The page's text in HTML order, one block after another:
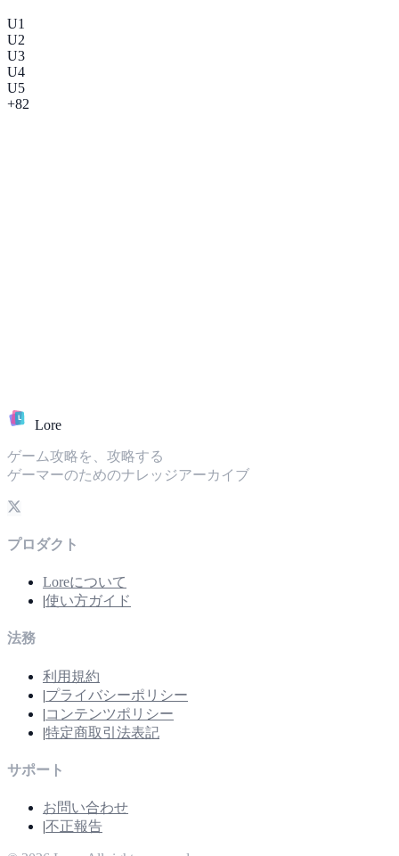
U1
U2
U3
U4
U5
+82
L
Lore
ゲーム攻略を、攻略する
ゲーマーのためのナレッジアーカイブ
プロダクト
Loreについて
|使い方ガイド
法務
利用規約
|プライバシーポリシー
|コンテンツポリシー
|特定商取引法表記
サポート
お問い合わせ
|不正報告